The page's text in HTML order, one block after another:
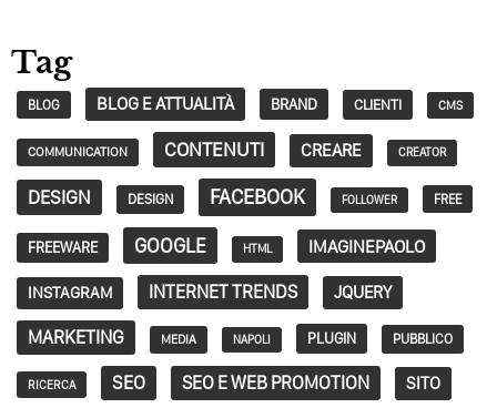
Tag
BLOG BLOG E ATTUALITÀ BRAND CLIENTI CMS
COMMUNICATION CONTENUTI CREARE CREATOR
DESIGN DESIGN FACEBOOK FOLLOWER FREE
FREEWARE GOOGLE HTML IMAGINEPAOLO
INSTAGRAM INTERNET TRENDS JQUERY
MARKETING MEDIA NAPOLI PLUGIN PUBBLICO
RICERCA SEO SEO E WEB PROMOTION SITO